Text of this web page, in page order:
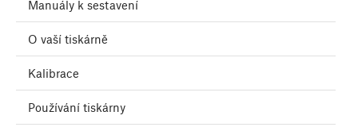
Manuály k sestavení
O vaší tiskárně
Kalibrace
Používání tiskárny